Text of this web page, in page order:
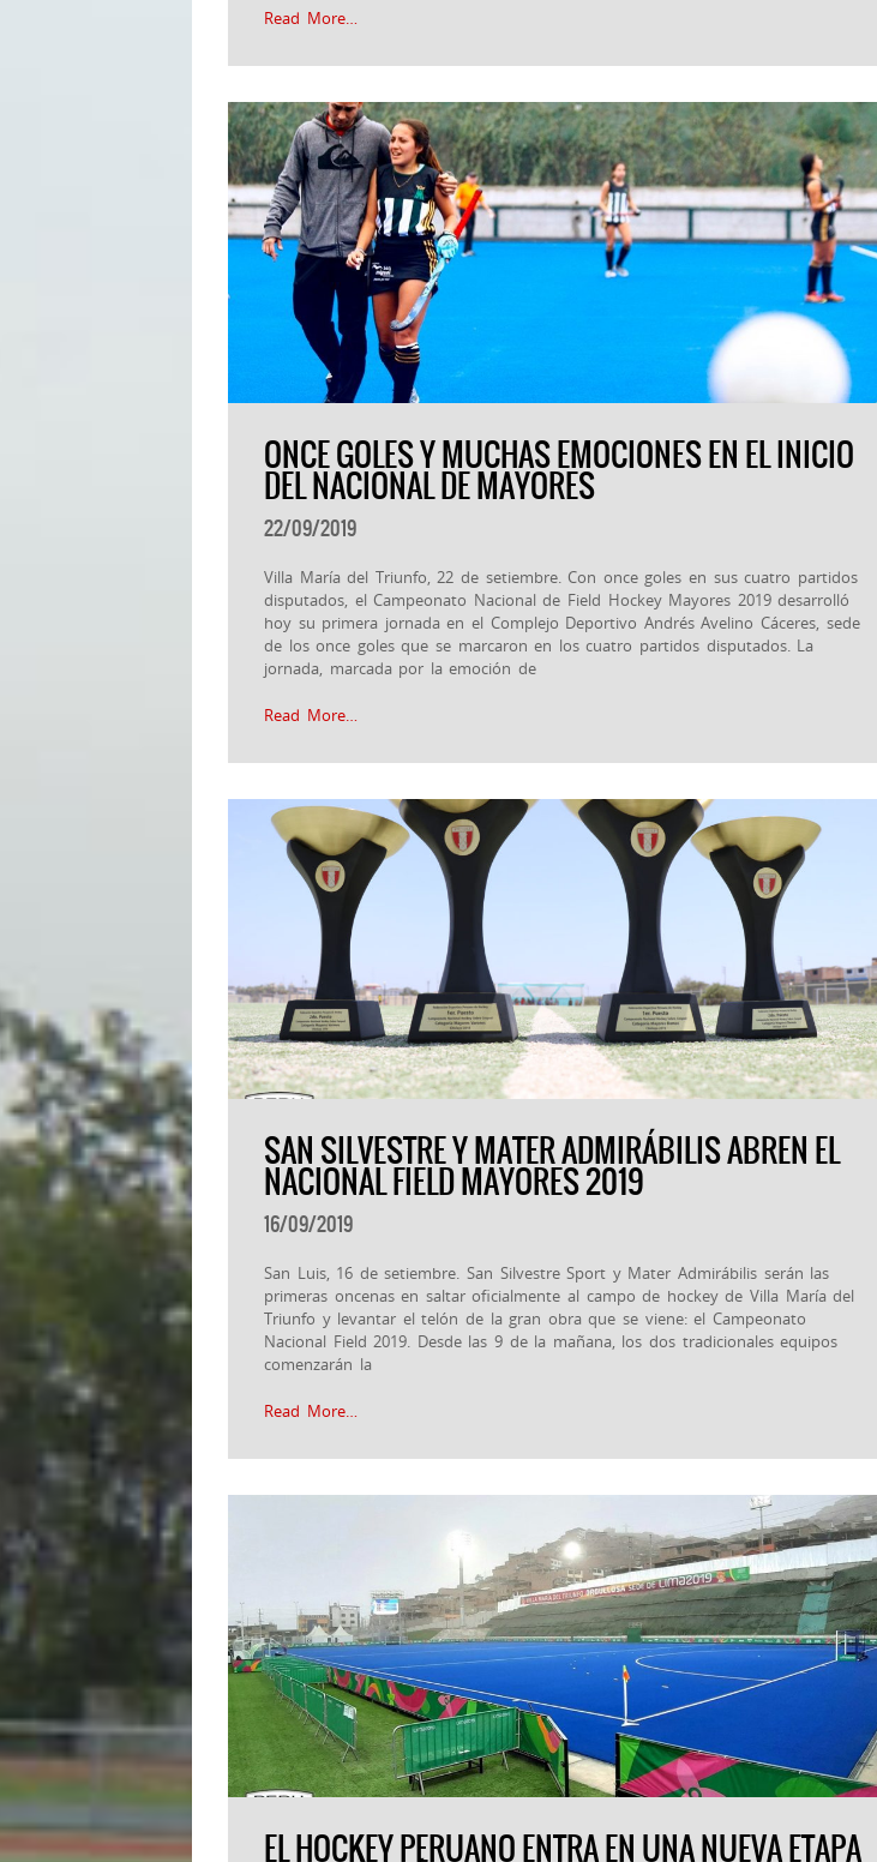
Read More…
ONCE GOLES Y MUCHAS EMOCIONES EN EL INICIO
DEL NACIONAL DE MAYORES
22/09/2019
Villa María del Triunfo, 22 de setiembre. Con once goles en sus cuatro partidos
disputados, el Campeonato Nacional de Field Hockey Mayores 2019 desarrolló
hoy su primera jornada en el Complejo Deportivo Andrés Avelino Cáceres, sede
de los once goles que se marcaron en los cuatro partidos disputados. La
jornada, marcada por la emoción de
Read More…
SAN SILVESTRE Y MATER ADMIRÁBILIS ABREN EL
NACIONAL FIELD MAYORES 2019
16/09/2019
San Luis, 16 de setiembre. San Silvestre Sport y Mater Admirábilis serán las
primeras oncenas en saltar oficialmente al campo de hockey de Villa María del
Triunfo y levantar el telón de la gran obra que se viene: el Campeonato
Nacional Field 2019. Desde las 9 de la mañana, los dos tradicionales equipos
comenzarán la
Read More…
EL HOCKEY PERUANO ENTRA EN UNA NUEVA ETAPA